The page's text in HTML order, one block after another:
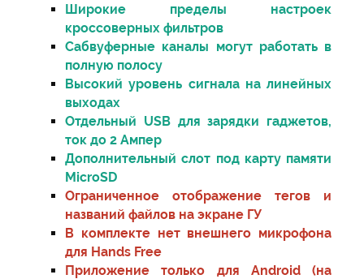
Широкие пределы настроек
кроссоверных фильтров
Сабвуферные каналы могут работать в
полную полосу
Высокий уровень сигнала на линейных
выходах
Отдельный USB для зарядки гаджетов,
ток до 2 Ампер
Дополнительный слот под карту памяти
MicroSD
Ограниченное отображение тегов и
названий файлов на экране ГУ
В комплекте нет внешнего микрофона
для Hands Free
Приложение только для Android (на